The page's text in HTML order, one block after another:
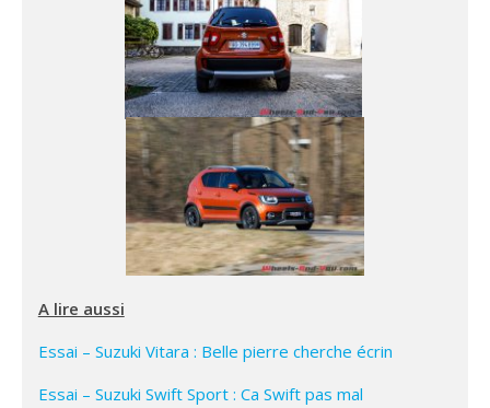
A lire aussi
Essai – Suzuki Vitara : Belle pierre cherche écrin
Essai – Suzuki Swift Sport : Ca Swift pas mal